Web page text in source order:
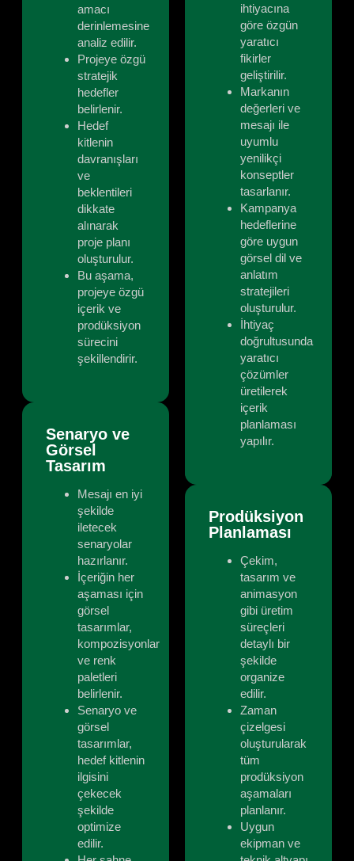
amacı
derinlemesine
analiz edilir.
Projeye özgü
stratejik
hedefler
belirlenir.
Hedef
kitlenin
davranışları
ve
beklentileri
dikkate
alınarak
proje planı
oluşturulur.
Bu aşama,
projeye özgü
içerik ve
prodüksiyon
sürecini
şekillendirir.
Senaryo ve
Görsel
Tasarım
Mesajı en iyi
şekilde
iletecek
senaryolar
hazırlanır.
İçeriğin her
aşaması için
görsel
tasarımlar,
kompozisyonlar
ve renk
paletleri
belirlenir.
Senaryo ve
görsel
tasarımlar,
hedef kitlenin
ilgisini
çekecek
şekilde
optimize
edilir.
ihtiyacına
göre özgün
yaratıcı
fikirler
geliştirilir.
Markanın
değerleri ve
mesajı ile
uyumlu
yenilikçi
konseptler
tasarlanır.
Kampanya
hedeflerine
göre uygun
görsel dil ve
anlatım
stratejileri
oluşturulur.
İhtiyaç
doğrultusunda
yaratıcı
çözümler
üretilerek
içerik
planlaması
yapılır.
Prodüksiyon
Planlaması
Çekim,
tasarım ve
animasyon
gibi üretim
süreçleri
detaylı bir
şekilde
organize
edilir.
Zaman
çizelgesi
oluşturularak
tüm
prodüksiyon
aşamaları
planlanır.
Uygun
ekipman ve